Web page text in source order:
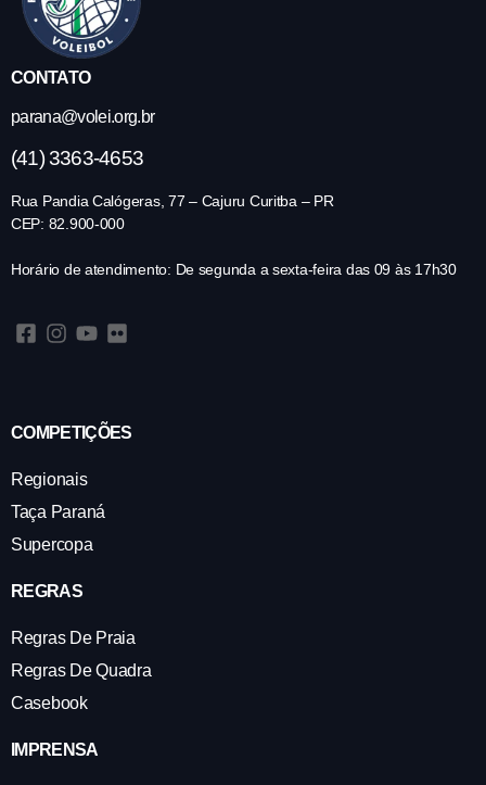
CONTATO
parana@volei.org.br
(41) 3363-4653
Rua Pandia Calógeras, 77 – Cajuru Curitba – PR
CEP: 82.900-000
Horário de atendimento: De segunda a sexta-feira das 09 às 17h30
COMPETIÇÕES
Regionais
Taça Paraná
Supercopa
REGRAS
Regras De Praia
Regras De Quadra
Casebook
IMPRENSA